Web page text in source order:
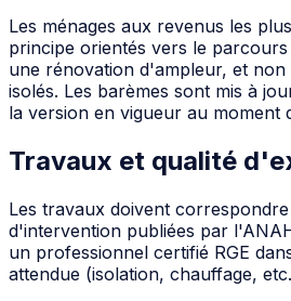
Les ménages aux revenus les
principe orientés vers le
une rénovation d'ampleur, et non
isolés. Les barèmes sont mis à
la version en vigueur au moment
Travaux et qualité
Les travaux doivent
d'intervention publiées par
un professionnel certifié RGE
attendue (isolation, chauffage,